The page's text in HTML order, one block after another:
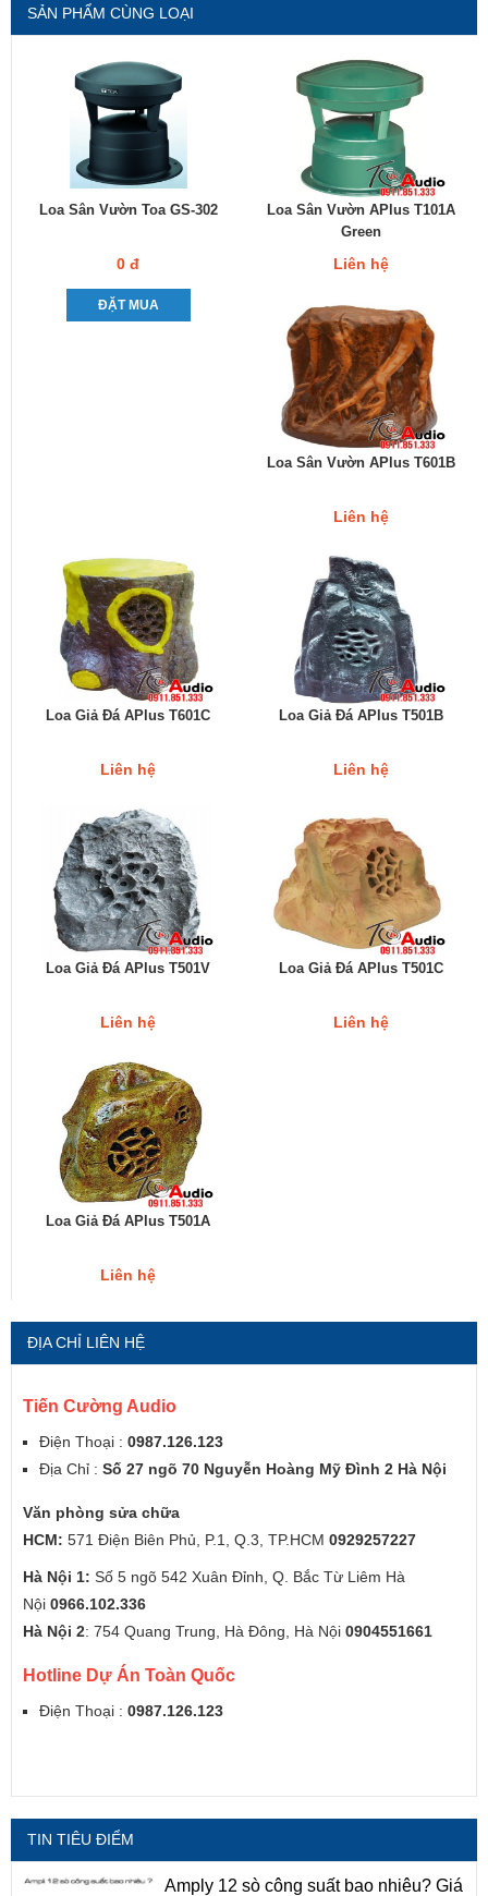
SẢN PHẨM CÙNG LOẠI
Loa Sân Vườn Toa GS-302
0 đ
ĐẶT MUA
Loa Sân Vườn APlus T101A
Green
Liên hệ
Loa Sân Vườn APlus T601B
Liên hệ
Loa Giả Đá APlus T601C
Liên hệ
Loa Giả Đá APlus T501B
Liên hệ
Loa Giả Đá APlus T501V
Liên hệ
Loa Giả Đá APlus T501C
Liên hệ
Loa Giả Đá APlus T501A
Liên hệ
ĐỊA CHỈ LIÊN HỆ
Tiến Cường Audio
Điện Thoại : 0987.126.123
Địa Chỉ : Số 27 ngõ 70 Nguyễn Hoàng Mỹ Đình 2 Hà Nội
Văn phòng sửa chữa
HCM: 571 Điện Biên Phủ, P.1, Q.3, TP.HCM 0929257227
Hà Nội 1: Số 5 ngõ 542 Xuân Đỉnh, Q. Bắc Từ Liêm Hà
Nội 0966.102.336
Hà Nội 2: 754 Quang Trung, Hà Đông, Hà Nội 0904551661
Hotline Dự Án Toàn Quốc
Điện Thoại : 0987.126.123
TIN TIÊU ĐIỂM
Amply 12 sò công suất bao nhiêu? Giá